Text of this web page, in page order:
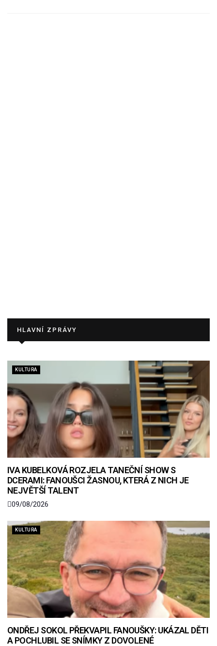
HLAVNÍ ZPRÁVY
KULTURA
IVA KUBELKOVÁ ROZJELA TANEČNÍ SHOW S
DCERAMI: FANOUŠCI ŽASNOU, KTERÁ Z NICH JE
NEJVĚTŠÍ TALENT
09/08/2026
KULTURA
ONDŘEJ SOKOL PŘEKVAPIL FANOUŠKY: UKÁZAL DĚTI
A POCHLUBIL SE SNÍMKY Z DOVOLENÉ